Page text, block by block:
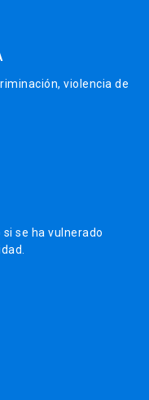
violencia de
se ha vulnerado